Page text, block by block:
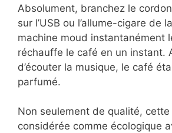
Absolument, branchez le
sur l’USB ou l’allume-cigare de
machine moud instantanément
réchauffe le café en un instant.
d’écouter la musique, le café
parfumé.
Non seulement de qualité,
considérée comme écologique